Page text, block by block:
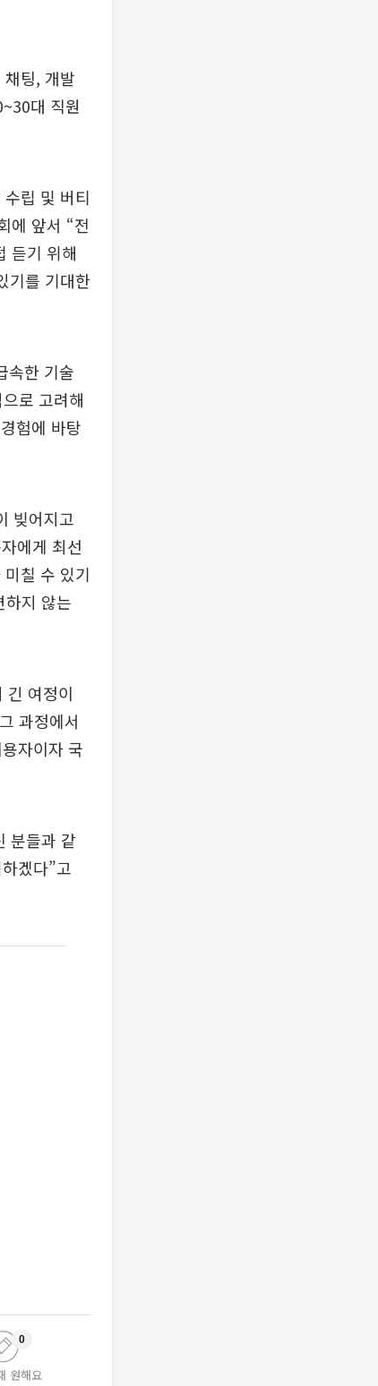
팅, 개발
대 직원
립 및 버티
에 앞서 “전
듣기 위해
기를 기대한
속한 기술
로 고려해
험에 바탕
빚어지고
에게 최선
칠 수 있기
하지 않는
긴 여정이
과정에서
자이자 국
분들과 같
겠다”고
원해요
0